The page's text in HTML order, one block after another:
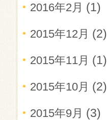
2016年2月 (1)
2015年12月 (2)
2015年11月 (1)
2015年10月 (2)
2015年9月 (3)